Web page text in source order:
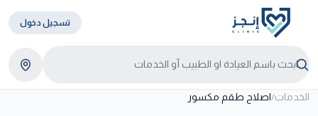
تسجيل دخول
الخدمات/اصلاح طقم مكسور